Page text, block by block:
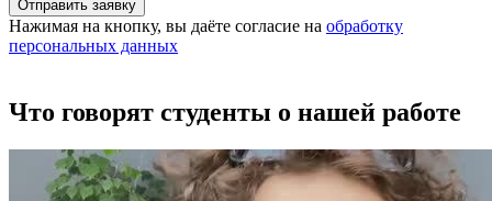
Отправить заявку
Нажимая на кнопку, вы даёте согласие на обработку
персональных данных
Что говорят студенты о нашей работе